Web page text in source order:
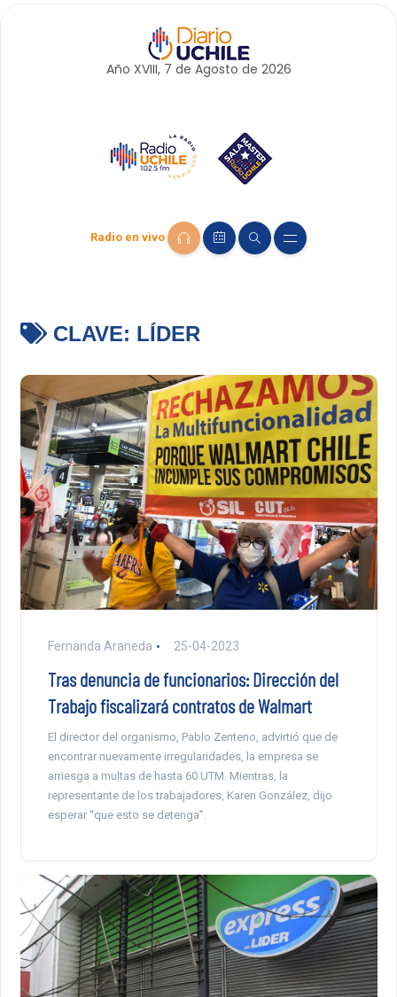
Año XVIII, 7 de Agosto de 2026
Radio en vivo
CLAVE: LÍDER
Fernanda Araneda 25-04-2023
Tras denuncia de funcionarios: Dirección del
Trabajo fiscalizará contratos de Walmart
El director del organismo, Pablo Zenteno, advirtió que de
encontrar nuevamente irregularidades, la empresa se
arriesga a multas de hasta 60 UTM. Mientras, la
representante de los trabajadores, Karen González, dijo
esperar “que esto se detenga”.